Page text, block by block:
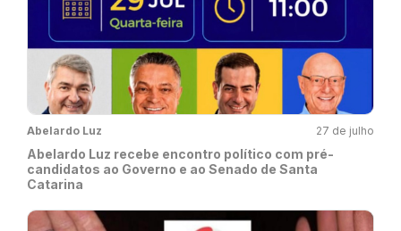
Abelardo Luz 27 de julho
Abelardo Luz recebe encontro político com pré-
candidatos ao Governo e ao Senado de Santa
Catarina